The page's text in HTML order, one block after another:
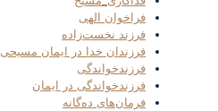
فراخوان الهی
فرزند نخست‌زاده
فرزندان خدا در ایمان مسیحی
فرزندخواندگی
فرزندخواندگی در ایمان
فرمان‌های ده‌گانه